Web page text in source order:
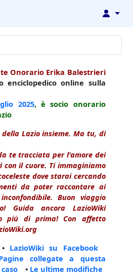
↓
Onorario Erika Balestrieri
enciclopedico online sulla
2025, è socio onorario
Lazio insieme. Ma tu, di
te tracciata per l'amore dei
il cuore. Ti immaginiamo
dove starai cercando
da poter raccontare ai
Buon viaggio
Guida ancora LazioWiki
più di prima! Con affetto
LazioWiki su Facebook
collegate a questa
• Le ultime modifiche